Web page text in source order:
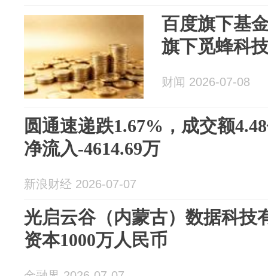
百度旗下基
旗下觅蜂科
财闻 2026-07-08
圆通速递跌1.67%，成交额
净流入-4614.69万
新浪财经 2026-07-07
光启云谷（内蒙古）数据科技
资本1000万人民币